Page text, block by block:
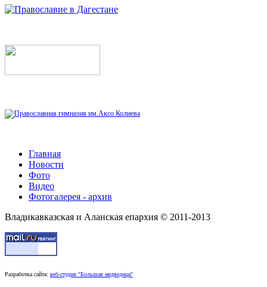
Главная
Новости
Фото
Видео
Фотогалерея - архив
Владикавказская и Аланская епархия © 2011-2013
Разработка сайта: веб-студия "Большая медведица"